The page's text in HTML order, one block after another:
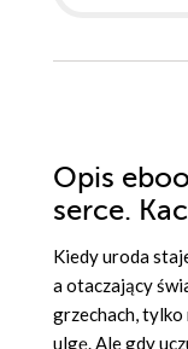
Opis
serce.
Kiedy uroda
a otaczający
grzechach, tylko
ulgę. Ale gdy